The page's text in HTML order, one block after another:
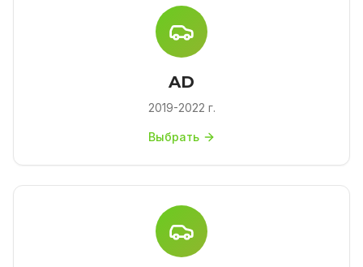
AD
2019-2022 г.
Выбрать